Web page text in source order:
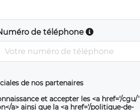
de téléphone
de nos partenaires
et accepter les <a href='/cgu/'
a> ainsi que la <a href='/politique-de-